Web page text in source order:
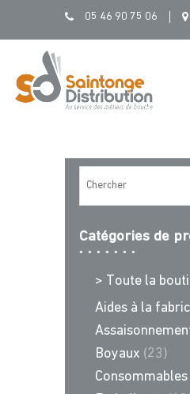
05 46 90 75 06
Catégories de
> Toute la
Aides à la
Boyaux (23)
Consommables